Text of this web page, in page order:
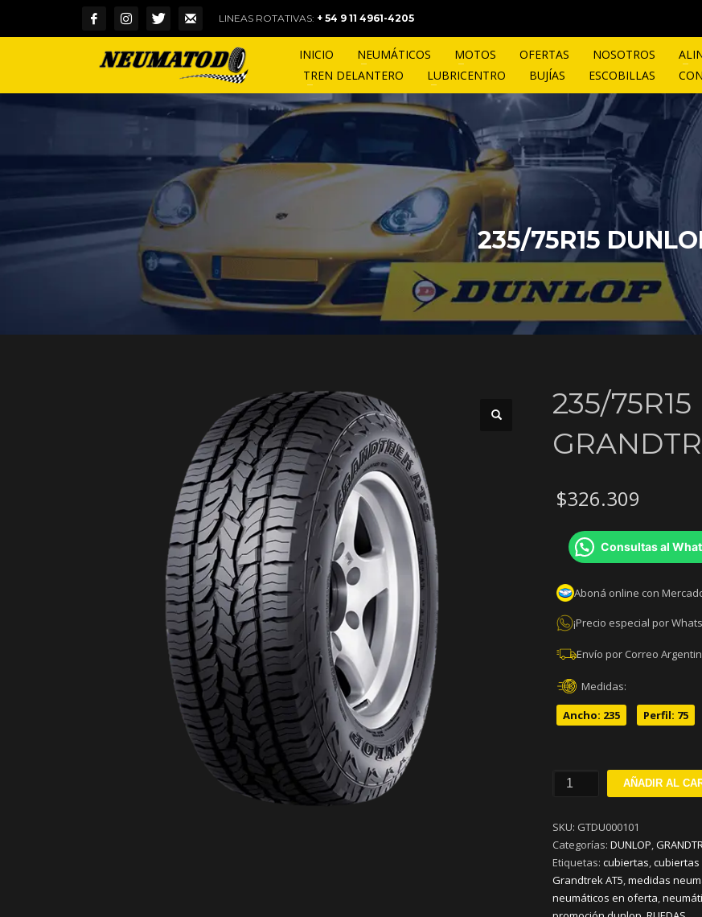
LINEAS ROTATIVAS: + 54 9 11 4961-4205
INICIO NEUMÁTICOS MOTOS OFERTAS NOSOTROS
TREN DELANTERO
LUBRICENTRO BUJÍAS ESCOBILLAS
235/75R15
235/
$326.309
Consultas al
Aboná online con
¡Precio especial por
Envío por Correo
Medidas:
Ancho: 235
Perfil: 75
235/75R15
AT5
S104
cantidad
AÑADIR AL
SKU: GTDU000101
Categorías: DUNLOP,
Etiquetas: cubiertas,
Grandtrek AT5,medidas
neumáticos en oferta,